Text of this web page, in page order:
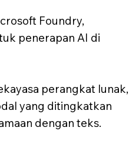
Foundry,
penerapan AI di
perangkat lunak,
yang ditingkatkan
dengan teks.